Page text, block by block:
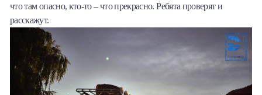
что там опасно, кто-то – что прекрасно. Ребята проверят и
расскажут.